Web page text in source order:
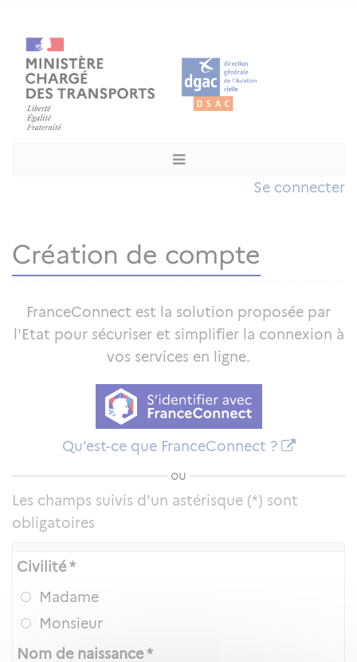
Se connecter
Création de compte
FranceConnect est la solution proposée par
l'Etat pour sécuriser et simplifier la connexion à
vos services en ligne.
Qu'est-ce que FranceConnect ?
ou
Les champs suivis d'un astérisque (*) sont
obligatoires
Civilité *
Madame
Monsieur
Nom de naissance *